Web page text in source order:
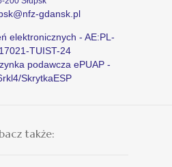
gdansk.pl
elektronicznych - AE:PL-
TUIST-24
podawcza ePUAP -
SkrytkaESP
także: